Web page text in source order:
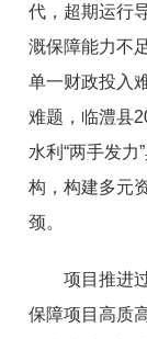
代，超期运行
溉保障能力不
单一财政投入
难题，临澧县
水利“两手发
构，构建多元
颈。
项目推进
保障项目高质